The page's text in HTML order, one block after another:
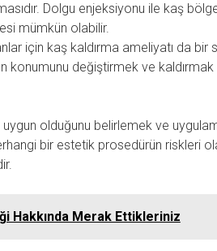
Dolgu enjeksiyonu ile kaş
mümkün olabilir.
için kaş kaldırma ameliyatı da bir
konumunu değiştirmek ve
olduğunu belirlemek ve
bir estetik prosedürün riskleri
Hakkında Merak Ettikleriniz